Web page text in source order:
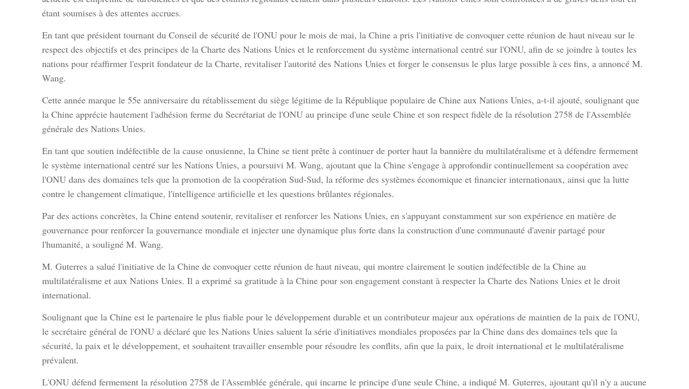
étant soumises à des attentes accrues.
En tant que président tournant du Conseil de sécurité de l'ONU pour le mois de mai, la Chine a pris l'initiative de convoquer cette réunion de haut niveau sur le
respect des objectifs et des principes de la Charte des Nations Unies et le renforcement du système international centré sur l'ONU, afin de se joindre à toutes les
nations pour réaffirmer l'esprit fondateur de la Charte, revitaliser l'autorité des Nations Unies et forger le consensus le plus large possible à ces fins, a annoncé M.
Wang.
Cette année marque le 55e anniversaire du rétablissement du siège légitime de la République populaire de Chine aux Nations Unies, a-t-il ajouté, soulignant que
la Chine apprécie hautement l'adhésion ferme du Secrétariat de l'ONU au principe d'une seule Chine et son respect fidèle de la résolution 2758 de l'Assemblée
générale des Nations Unies.
En tant que soutien indéfectible de la cause onusienne, la Chine se tient prête à continuer de porter haut la bannière du multilatéralisme et à défendre fermement
le système international centré sur les Nations Unies, a poursuivi M. Wang, ajoutant que la Chine s'engage à approfondir continuellement sa coopération avec
l'ONU dans des domaines tels que la promotion de la coopération Sud-Sud, la réforme des systèmes économique et financier internationaux, ainsi que la lutte
contre le changement climatique, l'intelligence artificielle et les questions brûlantes régionales.
Par des actions concrètes, la Chine entend soutenir, revitaliser et renforcer les Nations Unies, en s'appuyant constamment sur son expérience en matière de
gouvernance pour renforcer la gouvernance mondiale et injecter une dynamique plus forte dans la construction d'une communauté d'avenir partagé pour
l'humanité, a souligné M. Wang.
M. Guterres a salué l'initiative de la Chine de convoquer cette réunion de haut niveau, qui montre clairement le soutien indéfectible de la Chine au
multilatéralisme et aux Nations Unies. Il a exprimé sa gratitude à la Chine pour son engagement constant à respecter la Charte des Nations Unies et le droit
international.
Soulignant que la Chine est le partenaire le plus fiable pour le développement durable et un contributeur majeur aux opérations de maintien de la paix de l'ONU,
le secrétaire général de l'ONU a déclaré que les Nations Unies saluent la série d'initiatives mondiales proposées par la Chine dans des domaines tels que la
sécurité, la paix et le développement, et souhaitent travailler ensemble pour résoudre les conflits, afin que la paix, le droit international et le multilatéralisme
prévalent.
L'ONU défend fermement la résolution 2758 de l'Assemblée générale, qui incarne le principe d'une seule Chine, a indiqué M. Guterres, ajoutant qu'il n'y a aucune